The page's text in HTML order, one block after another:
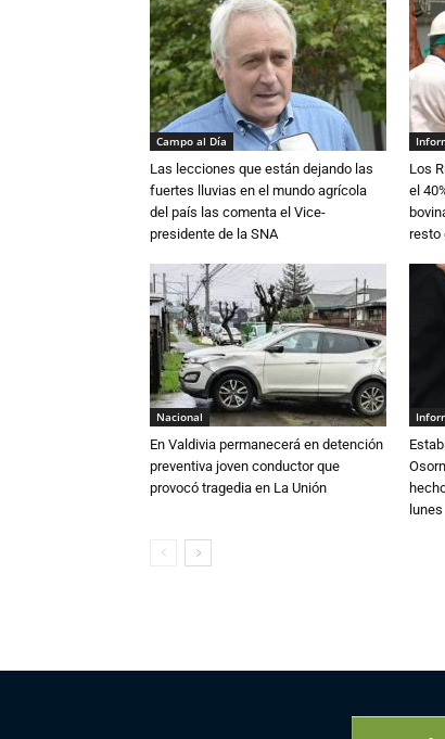
Campo al Día
Las lecciones que están dejando las
fuertes lluvias en el mundo agrícola
del país las comenta el Vice-
presidente de la SNA
Los
el
resto
Nacional
En Valdivia permanecerá en detención
preventiva joven conductor que
provocó tragedia en La Unión
lunes